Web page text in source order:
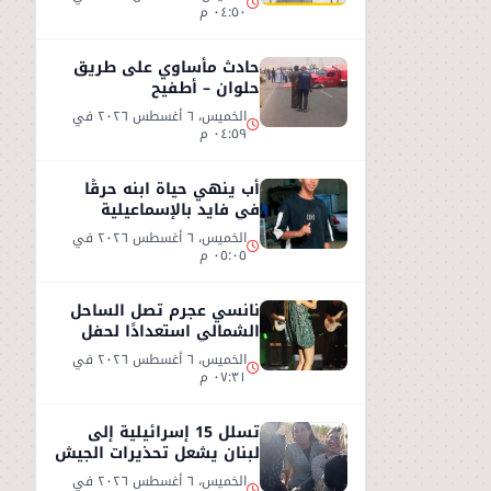
٠٤:٥٠ م
حادث مأساوي على طريق
حلوان – أطفيح
الخميس، ٦ أغسطس ٢٠٢٦ في
٠٤:٥٩ م
أب ينهي حياة ابنه حرقًا
في فايد بالإسماعيلية
الخميس، ٦ أغسطس ٢٠٢٦ في
٠٥:٠٥ م
نانسي عجرم تصل الساحل
الشمالي استعدادًا لحفل
صيفي جديد الخميس، ٦ أغسطس ٢٠٢٦ في
٠٧:٣١ م
تسلل 15 إسرائيلية إلى
لبنان يشعل تحذيرات الجيش
الإسرائيلي الخميس، ٦ أغسطس ٢٠٢٦ في